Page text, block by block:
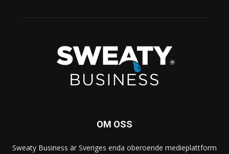
OM OSS
Sweaty Business är Sveriges enda oberoende medieplattform